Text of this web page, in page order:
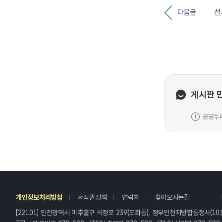
다음글
게시판
공공누
개인정보처리방침 저작권정책 연락처 찾아오시는길
[22101] 인천광역시 미추홀구 석정로 239(도화동), 정부인천지방합동청사